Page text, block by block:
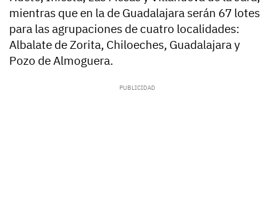
mientras que en la de Guadalajara serán 67 lotes
para las agrupaciones de cuatro localidades:
Albalate de Zorita, Chiloeches, Guadalajara y
Pozo de Almoguera.